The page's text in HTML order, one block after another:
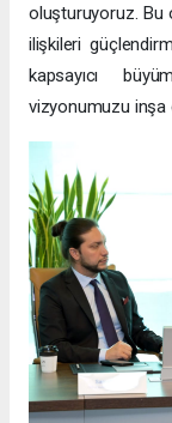
oluşturuyoruz. Bu
ilişkileri
kapsayıcı
vizyonumuzu inşa